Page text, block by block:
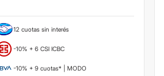
12 cuotas sin interés
-10% + 6 CSI ICBC
-10% + 9 cuotas* | MODO